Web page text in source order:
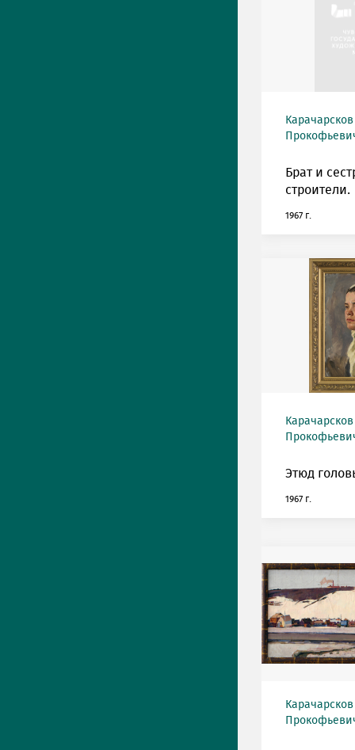
Брат и
строители.
1967 г.
Этюд
1967 г.